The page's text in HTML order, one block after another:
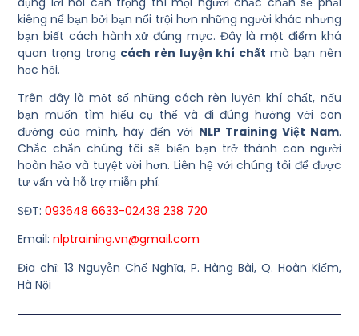
kiêng nể bạn bởi bạn nổi trội hơn những người khác nhưng
bạn biết cách hành xử đúng mực. Đây là một điểm khá
quan trọng trong cách rèn luyện khí chất mà bạn nên
học hỏi.
Trên đây là một số những cách rèn luyện khí chất, nếu
bạn muốn tìm hiểu cụ thể và đi đúng hướng với con
đường của mình, hãy đến với NLP Training Việt Nam.
Chắc chắn chúng tôi sẽ biến bạn trở thành con người
hoàn hảo và tuyệt vời hơn. Liên hệ với chúng tôi để được
tư vấn và hỗ trợ miễn phí:
SĐT:093648 6633-02438 238 720
Email:nlptraining.vn@gmail.com
Địa chỉ: 13 Nguyễn Chế Nghĩa, P. Hàng Bài, Q. Hoàn Kiếm,
Hà Nội